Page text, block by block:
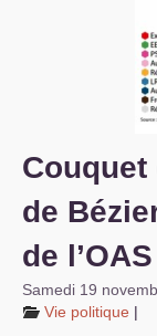
Couquet
de
de l’OAS
Samedi 19
Vie politique |